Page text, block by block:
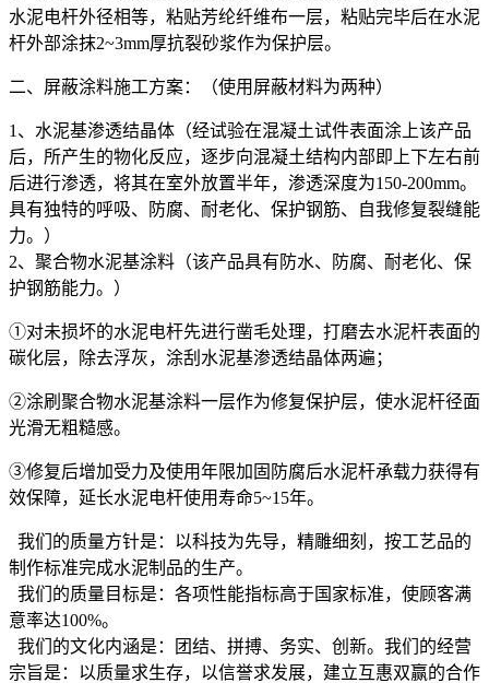
水泥电杆外径相等，粘贴芳纶纤维布一层，粘贴完毕后在水泥
杆外部涂抹2~3mm厚抗裂砂浆作为保护层。
二、屏蔽涂料施工方案：（使用屏蔽材料为两种）
1、水泥基渗透结晶体（经试验在混凝土试件表面涂上该产品
后，所产生的物化反应，逐步向混凝土结构内部即上下左右前
后进行渗透，将其在室外放置半年，渗透深度为150-200mm。
具有独特的呼吸、防腐、耐老化、保护钢筋、自我修复裂缝能
力。）
2、聚合物水泥基涂料（该产品具有防水、防腐、耐老化、保
护钢筋能力。）
①对未损坏的水泥电杆先进行凿毛处理，打磨去水泥杆表面的
碳化层，除去浮灰，涂刮水泥基渗透结晶体两遍；
②涂刷聚合物水泥基涂料一层作为修复保护层，使水泥杆径面
光滑无粗糙感。
③修复后增加受力及使用年限加固防腐后水泥杆承载力获得有
效保障，延长水泥电杆使用寿命5~15年。
我们的质量方针是：以科技为先导，精雕细刻，按工艺品的
制作标准完成水泥制品的生产。
我们的质量目标是：各项性能指标高于国家标准，使顾客满
意率达100%。
我们的文化内涵是：团结、拼搏、务实、创新。我们的经营
宗旨是：以质量求生存，以信誉求发展，建立互惠双赢的合作